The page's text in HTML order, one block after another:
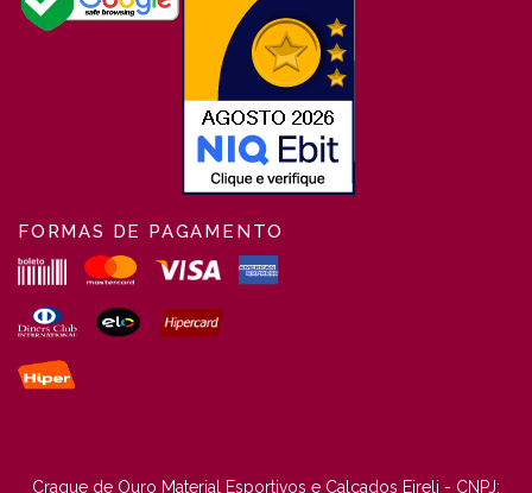
FORMAS DE PAGAMENTO
Craque de Ouro Material Esportivos e Calçados Eireli - CNPJ: